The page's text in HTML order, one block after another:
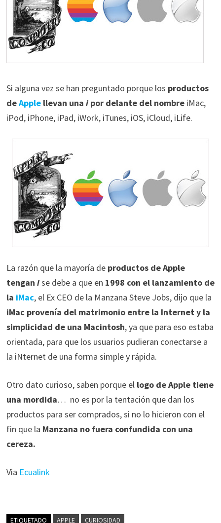
Si alguna vez se han preguntado porque los productos
deApplellevan una ipor delante del nombreiMac,
iPod, iPhone, iPad, iWork, iTunes, iOS, iCloud, iLife.
La razón que la mayoría de productos de Apple
tengan ise debe a que en 1998 con el lanzamiento de
la iMac, el Ex CEO de la Manzana Steve Jobs, dijo que la
iMac provenía del matrimonio entre la Internet y la
simplicidad de una Macintosh, ya que para eso estaba
orientada, para que los usuarios pudieran conectarse a
la iNternet de una forma simple y rápida.
Otro dato curioso, saben porque el logo de Apple tiene
una mordida… no es por la tentación que dan los
productos para ser comprados, si no lo hicieron con el
fin que la Manzana no fuera confundida con una
cereza.
Via Ecualink
ETIQUETADO APPLE CURIOSIDAD